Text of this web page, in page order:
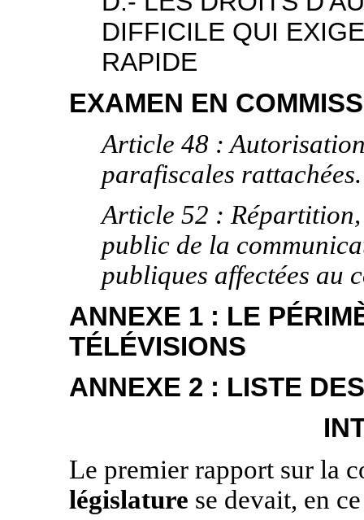
DIFFICILE QUI
RAPIDE
EXAMEN EN
Article 48 :
parafiscales rattachées.
Article 52 : Répartition,
public de la
publiques affectées au
ANNEXE 1 : LE
TÉLÉVISIONS
ANNEXE 2 : LISTE
Le premier rapport sur la
législature se devait, en